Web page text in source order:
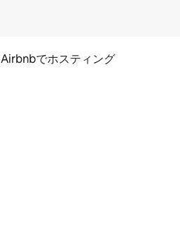
Airbnbでホスティング